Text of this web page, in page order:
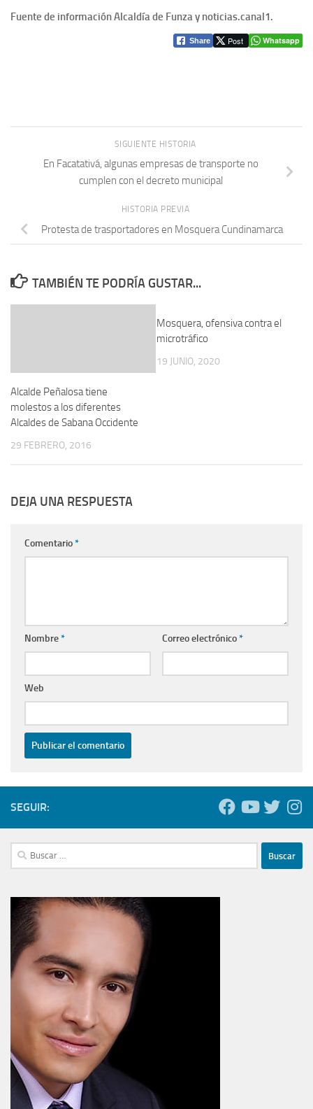
Fuente de información Alcaldía de Funza y noticias.canal1.
Share Post Whatsapp
SIGUIENTE HISTORIA
En Facatativá, algunas empresas de transporte no
cumplen con el decreto municipal
HISTORIA PREVIA
Protesta de trasportadores en Mosquera Cundinamarca
TAMBIÉN TE PODRÍA GUSTAR...
Alcalde Peñalosa tiene
molestos a los diferentes
Alcaldes de Sabana Occidente
29 FEBRERO, 2016
Mosquera, ofensiva contra el
microtráfico
19 JUNIO, 2020
DEJA UNA RESPUESTA
Comentario*
Nombre* Correo electrónico*
Web
SEGUIR:
Buscar: